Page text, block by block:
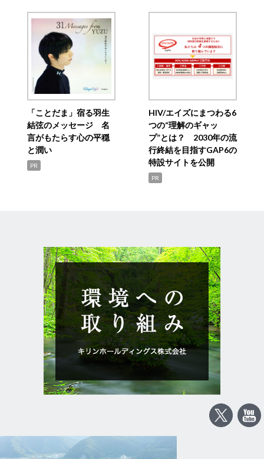
「ことだま」宿る羽生
結弦のメッセージ 名
言がもたらす心の平穏
と潤い
PR
HIV/エイズにまつわる6
つの“理解のギャッ
プ”とは？ 2030年の流
行終結を目指すGAP6の
特設サイトを公開
PR